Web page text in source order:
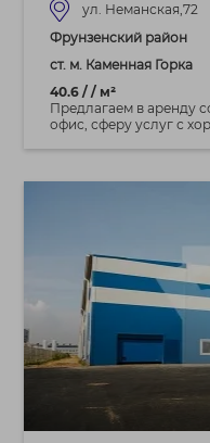
ул. Неманская,72
Фрунзенский район
ст. м. Каменная Горка
40.6 / / м²
Предлагаем в аренду
офис, сферу услуг с